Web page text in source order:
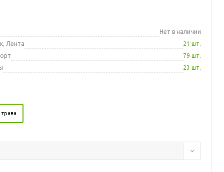
Нет в наличии
Лента
21 шт.
79 шт.
23 шт.